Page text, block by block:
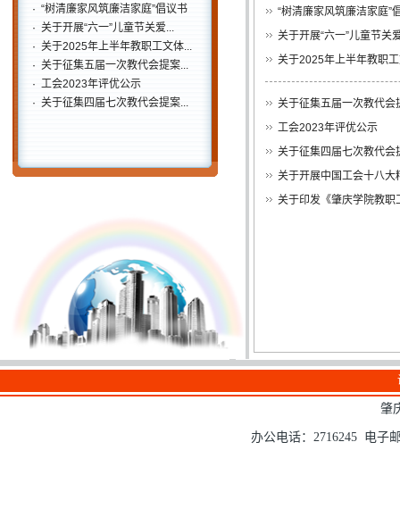
· “树清廉家风筑廉洁家庭”倡议书
· 关于开展“六一”儿童节关爱...
· 关于2025年上半年教职工文体...
· 关于征集五届一次教代会提案...
· 工会2023年评优公示
· 关于征集四届七次教代会提案...
“树清廉家风筑廉洁家庭”
关于开展“六一”儿童节关
关于2025年上半年教职
关于征集五届一次教代会
工会2023年评优公示
关于征集四届七次教代会
关于开展中国工会十八
关于印发《肇庆学院教
肇
办公电话：2716245 电子